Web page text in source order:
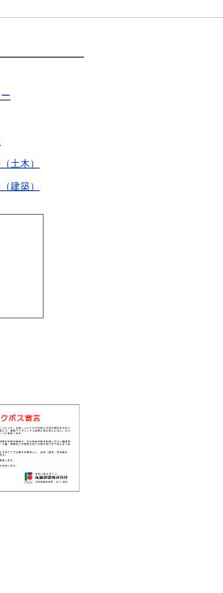
土木）
建築）